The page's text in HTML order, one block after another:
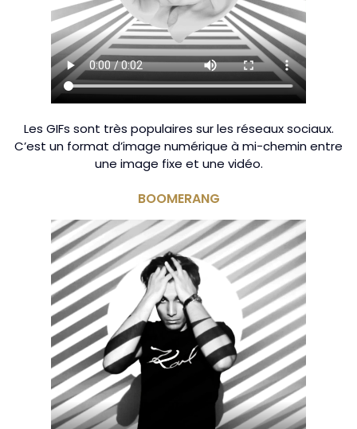
Les GIFs sont très populaires sur les réseaux sociaux.
C’est un format d’image numérique à mi-chemin entre
une image fixe et une vidéo.
BOOMERANG